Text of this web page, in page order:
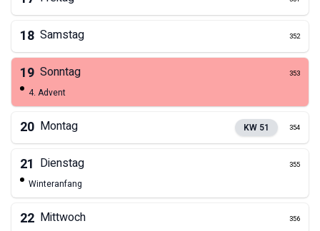
18 Samstag 352
19 Sonntag 353
4. Advent
20 Montag KW 51 354
21 Dienstag 355
Winteranfang
22 Mittwoch 356